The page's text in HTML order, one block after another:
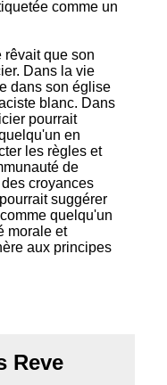
comme un
rêvait que son
Dans la vie
dans son église
blanc. Dans
pourrait
en
les règles et
de
croyances
suggérer
quelqu'un
morale et
aux principes
Reve